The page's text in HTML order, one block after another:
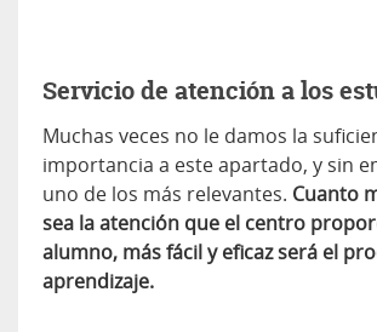
Servicio de atención a los
Muchas veces no le damos la
importancia a este apartado, y sin
uno de los más relevantes. Cuanto
sea la atención que el centro
alumno, más fácil y eficaz será el
aprendizaje.